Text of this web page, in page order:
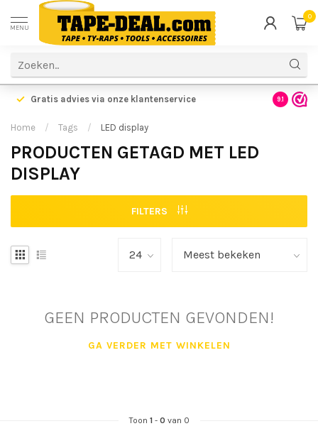
MENU
0
Gratis advies via onze klantenservice 9.1
Home / Tags / LED display
PRODUCTEN GETAGD MET LED
DISPLAY
FILTERS
GEEN PRODUCTEN GEVONDEN!
GA VERDER MET WINKELEN
Toon 1- 0 van 0